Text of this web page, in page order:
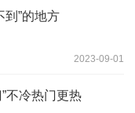
到”的地方
2023-09-01
不冷热门更热